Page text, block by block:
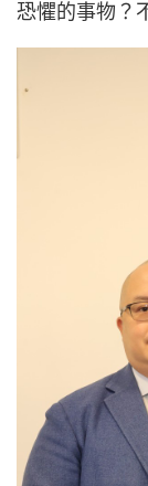
恐懼的事物？